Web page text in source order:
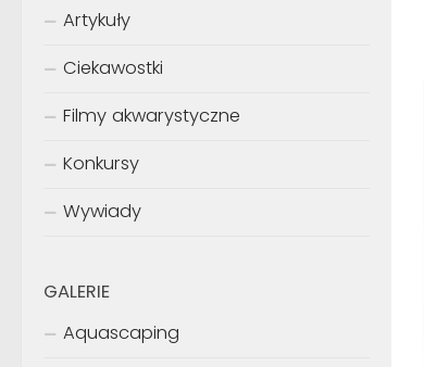
Artykuły
Ciekawostki
Filmy akwarystyczne
Konkursy
Wywiady
GALERIE
Aquascaping